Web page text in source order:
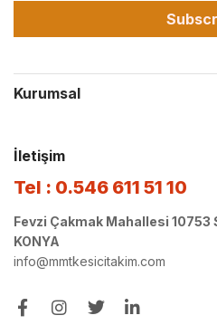
Kurumsal
İletişim
Tel : 0.546 611 51 10
Fevzi Çakmak Mahallesi 10753
KONYA
info@mmtkesicitakim.com